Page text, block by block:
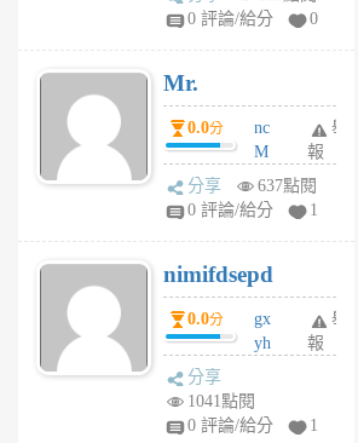
1
0 評論/給分
0
Mr.
0.0分
nc
M
U
F
U
5
個
月
舉
報
分享
637點閱
0 評論/給分
1
nimifdsepd
0.0分
gx
yh
jl
舉
報
分享
1041點閱
0 評論/給分
1